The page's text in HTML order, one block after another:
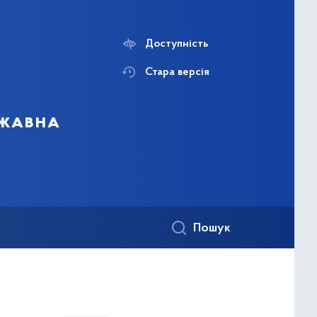
Доступність
Стара версія
Пошук